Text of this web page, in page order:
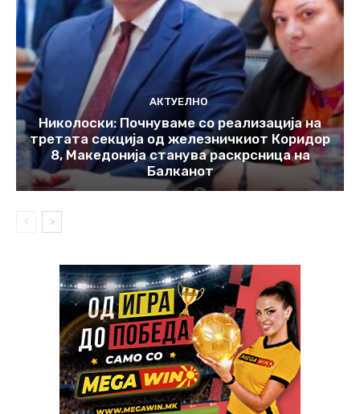
АКТУЕЛНО
Николоски: Почнуваме со реализација на
третата секција од железничкиот Коридор
8, Македонија станува раскрсница на
Балканот